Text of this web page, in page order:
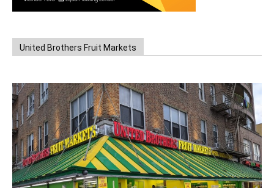
United Brothers Fruit Markets